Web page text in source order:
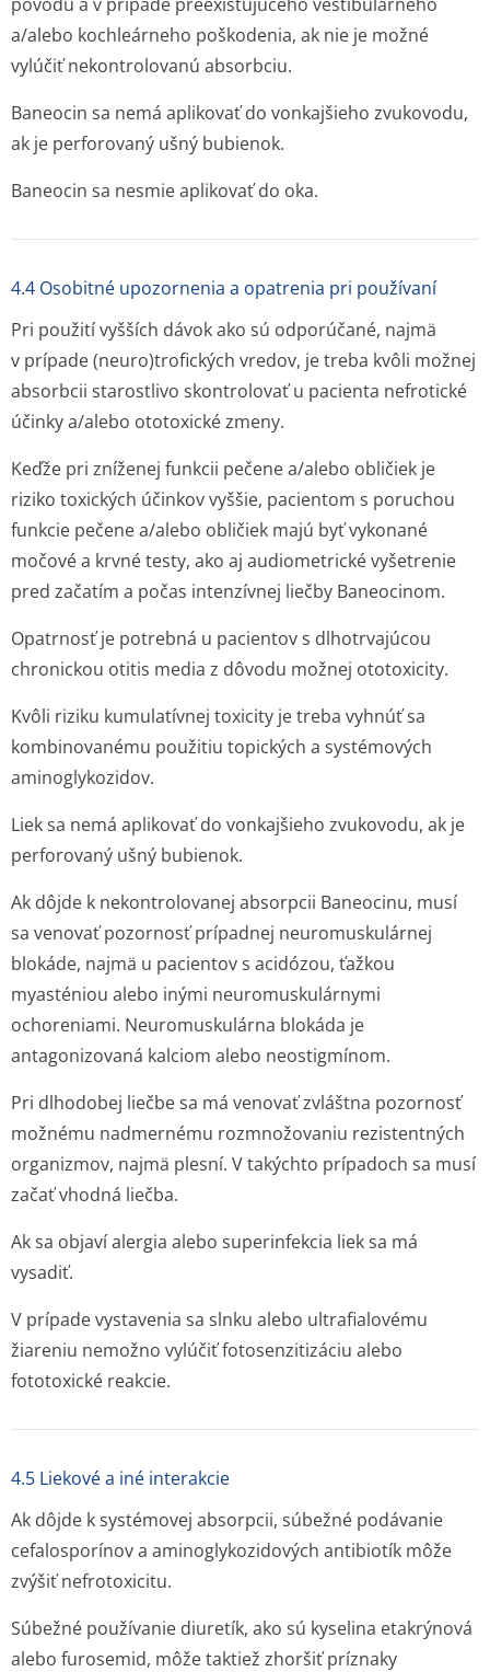
a/alebo kochleárneho poškodenia, ak nie je možné
vylúčiť nekontrolovanú absorbciu.
Baneocin sa nemá aplikovať do vonkajšieho zvukovodu,
ak je perforovaný ušný bubienok.
Baneocin sa nesmie aplikovať do oka.
4.4 Osobitné upozornenia a opatrenia pri používaní
Pri použití vyšších dávok ako sú odporúčané, najmä
v prípade (neuro)trofických vredov, je treba kvôli možnej
absorbcii starostlivo skontrolovať u pacienta nefrotické
účinky a/alebo ototoxické zmeny.
Keďže pri zníženej funkcii pečene a/alebo obličiek je
riziko toxických účinkov vyššie, pacientom s poruchou
funkcie pečene a/alebo obličiek majú byť vykonané
močové a krvné testy, ako aj audiometrické vyšetrenie
pred začatím a počas intenzívnej liečby Baneocinom.
Opatrnosť je potrebná u pacientov s dlhotrvajúcou
chronickou otitis media z dôvodu možnej ototoxicity.
Kvôli riziku kumulatívnej toxicity je treba vyhnúť sa
kombinovanému použitiu topických a systémových
aminoglykozidov.
Liek sa nemá aplikovať do vonkajšieho zvukovodu, ak je
perforovaný ušný bubienok.
Ak dôjde k nekontrolovanej absorpcii Baneocinu, musí
sa venovať pozornosť prípadnej neuromuskulárnej
blokáde, najmä u pacientov s acidózou, ťažkou
myasténiou alebo inými neuromuskulárnymi
ochoreniami. Neuromuskulárna blokáda je
antagonizovaná kalciom alebo neostigmínom.
Pri dlhodobej liečbe sa má venovať zvláštna pozornosť
možnému nadmernému rozmnožovaniu rezistentných
organizmov, najmä plesní. V takýchto prípadoch sa musí
začať vhodná liečba.
Ak sa objaví alergia alebo superinfekcia liek sa má
vysadiť.
V prípade vystavenia sa slnku alebo ultrafialovému
žiareniu nemožno vylúčiť fotosenzitizáciu alebo
fototoxické reakcie.
4.5 Liekové a iné interakcie
Ak dôjde k systémovej absorpcii, súbežné podávanie
cefalosporínov a aminoglykozidových antibiotík môže
zvýšiť nefrotoxicitu.
Súbežné používanie diuretík, ako sú kyselina etakrýnová
alebo furosemid, môže taktiež zhoršiť príznaky